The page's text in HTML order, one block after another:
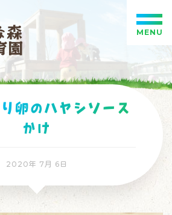
卵のハヤシソース
かけ
2020年 7月 6日
MENU